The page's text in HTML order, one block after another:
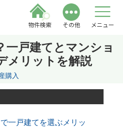
物件検索 その他 メニュー
一戸建てとマンショ
メリットを解説
購入
一戸建てを選ぶメリッ